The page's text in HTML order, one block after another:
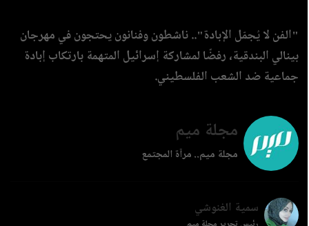
‏"الفن لا يُجمّل الإبادة".. ناشطون وفنانون يحتجون في مهرجان
بينالي البندقية، رفضًا لمشاركة إسرائيل المتهمة بارتكاب إبادة
جماعية ضد الشعب الفلسطيني.
مجلة ميم
مجلة ميم.. مرآة المجتمع
سمية الغنوشي